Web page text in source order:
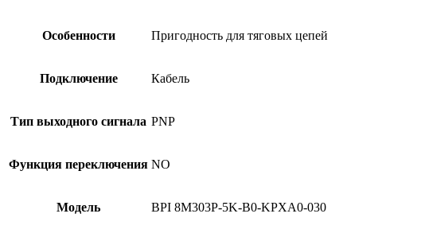
Особенности Пригодность для тяговых цепей
Подключение Кабель
Тип выходного сигнала PNP
Функция переключения NO
Модель BPI 8M303P-5K-B0-KPXA0-030